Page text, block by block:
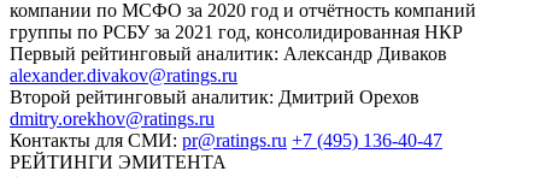
компании по МСФО за 2020 год и отчётность компаний
группы по РСБУ за 2021 год, консолидированная НКР
Первый рейтинговый аналитик: Александр Диваков
alexander.divakov@ratings.ru
Второй рейтинговый аналитик: Дмитрий Орехов
dmitry.orekhov@ratings.ru
Контакты для СМИ: pr@ratings.ru +7 (495) 136-40-47
РЕЙТИНГИ ЭМИТЕНТА